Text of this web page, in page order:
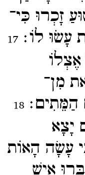
זָכְרוּ כִּי־​
עָשֹוּ לוֹ׃17
מִן־​
הַמֵּתִים׃18
יָצָא
עָשָׂה הָאוֹת
אִישׁ